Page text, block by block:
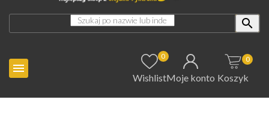


0
WishlistMoje konto Koszyk
0